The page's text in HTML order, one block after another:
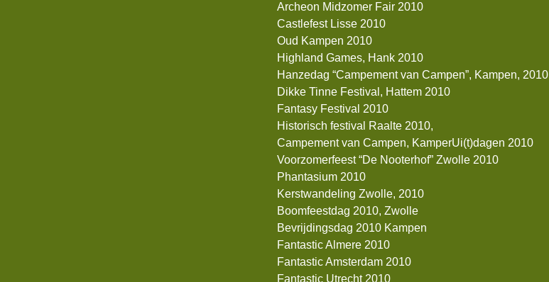
Archeon Midzomer Fair 2010
Castlefest Lisse 2010
Oud Kampen 2010
Highland Games, Hank 2010
Hanzedag “Campement van Campen”, Kampen, 2010
Dikke Tinne Festival, Hattem 2010
Fantasy Festival 2010
Historisch festival Raalte 2010,
Campement van Campen, KamperUi(t)dagen 2010
Voorzomerfeest “De Nooterhof” Zwolle 2010
Phantasium 2010
Kerstwandeling Zwolle, 2010
Boomfeestdag 2010, Zwolle
Bevrijdingsdag 2010 Kampen
Fantastic Almere 2010
Fantastic Amsterdam 2010
Fantastic Utrecht 2010